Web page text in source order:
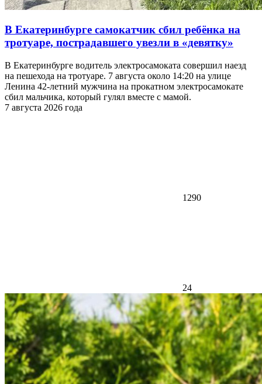
В Екатеринбурге самокатчик сбил ребёнка на
тротуаре, пострадавшего увезли в «девятку»
В Екатеринбурге водитель электросамоката совершил наезд
на пешехода на тротуаре. 7 августа около 14:20 на улице
Ленина 42-летний мужчина на прокатном электросамокате
сбил мальчика, который гулял вместе с мамой.
7 августа 2026 года
1290
24